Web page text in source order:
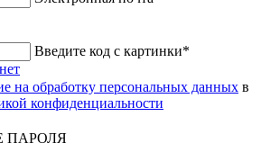
Введите код с картинки*
на обработку персональных данных в
конфиденциальности
ПАРОЛЯ